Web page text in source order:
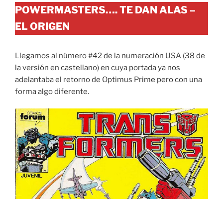
POWERMASTERS…. TE DAN ALAS –
EL ORIGEN
Llegamos al número #42 de la numeración USA (38 de
la versión en castellano) en cuya portada ya nos
adelantaba el retorno de Optimus Prime pero con una
forma algo diferente.